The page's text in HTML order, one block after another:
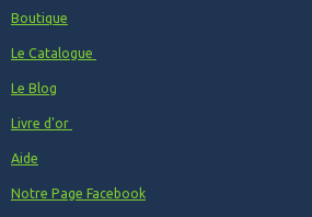
Boutique
Le Catalogue
Le Blog
Livre d'or
Aide
Notre Page Facebook